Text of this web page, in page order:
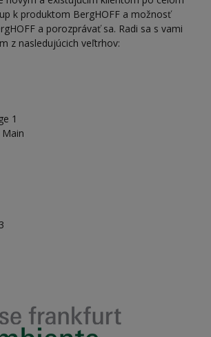
k produktom BergHOFF a možnosť
a porozprávať sa. Radi sa s vami
z nasledujúcich veľtrhov:
1